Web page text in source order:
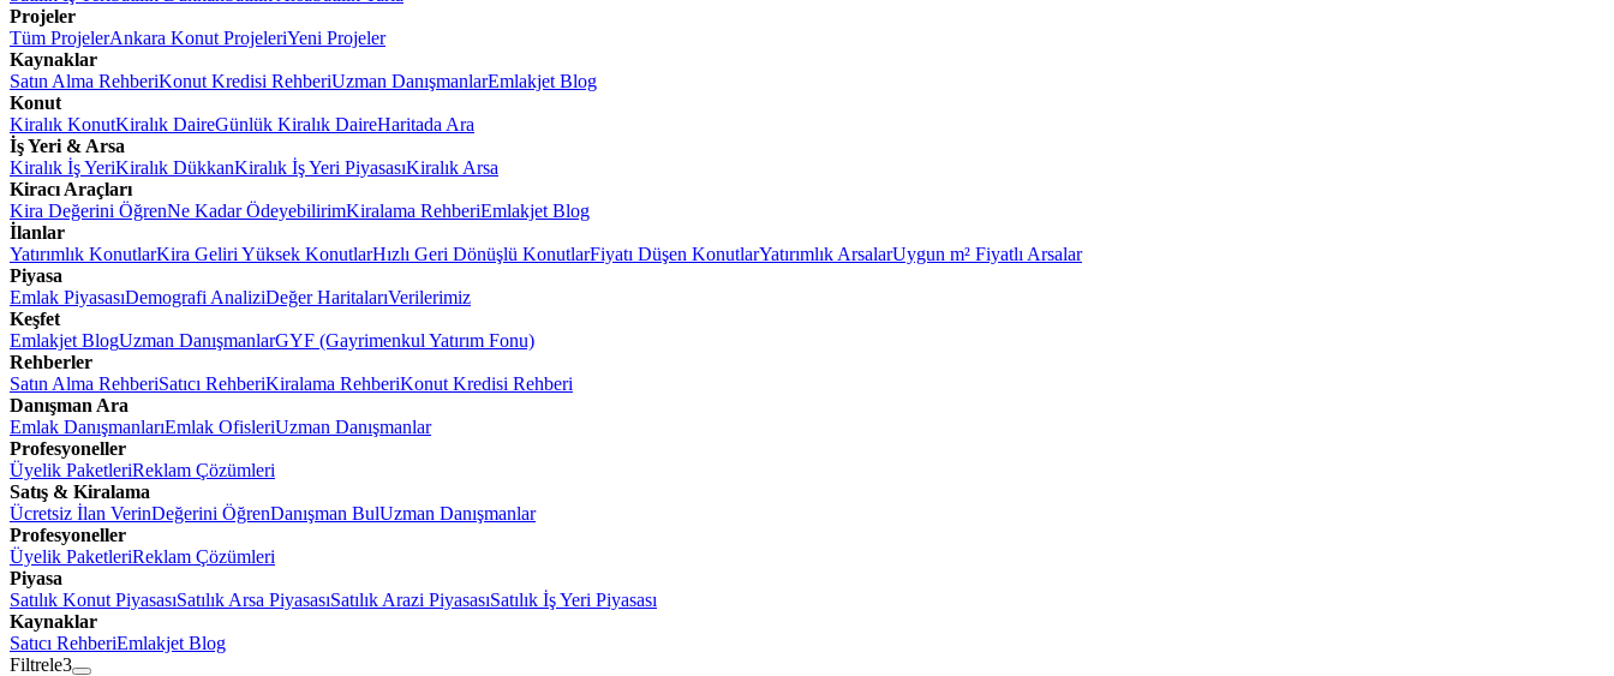
Projeler
Tüm ProjelerAnkara Konut ProjeleriYeni Projeler
Kaynaklar
Satın Alma RehberiKonut Kredisi RehberiUzman DanışmanlarEmlakjet Blog
Konut
Kiralık KonutKiralık DaireGünlük Kiralık DaireHaritada Ara
İş Yeri & Arsa
Kiralık İş YeriKiralık DükkanKiralık İş Yeri PiyasasıKiralık Arsa
Kiracı Araçları
Kira Değerini ÖğrenNe Kadar ÖdeyebilirimKiralama RehberiEmlakjet Blog
İlanlar
Yatırımlık KonutlarKira Geliri Yüksek KonutlarHızlı Geri Dönüşlü KonutlarFiyatı Düşen KonutlarYatırımlık ArsalarUygun m² Fiyatlı Arsalar
Piyasa
Emlak PiyasasıDemografi AnaliziDeğer HaritalarıVerilerimiz
Keşfet
Emlakjet BlogUzman DanışmanlarGYF (Gayrimenkul Yatırım Fonu)
Rehberler
Satın Alma RehberiSatıcı RehberiKiralama RehberiKonut Kredisi Rehberi
Danışman Ara
Emlak DanışmanlarıEmlak OfisleriUzman Danışmanlar
Profesyoneller
Üyelik PaketleriReklam Çözümleri
Satış & Kiralama
Ücretsiz İlan VerinDeğerini ÖğrenDanışman BulUzman Danışmanlar
Profesyoneller
Üyelik PaketleriReklam Çözümleri
Piyasa
Satılık Konut PiyasasıSatılık Arsa PiyasasıSatılık Arazi PiyasasıSatılık İş Yeri Piyasası
Kaynaklar
Satıcı RehberiEmlakjet Blog
Filtrele3